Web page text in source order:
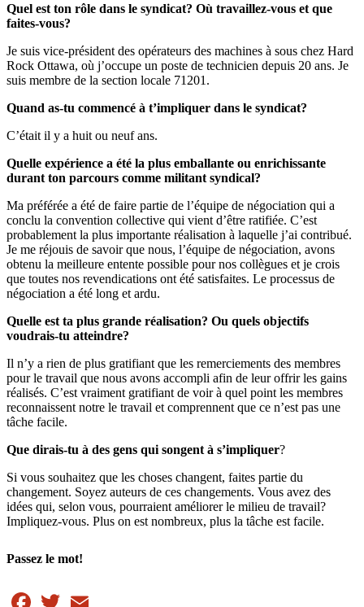
Quel est ton rôle dans le syndicat? Où travaillez-vous et que
faites-vous?
Je suis vice-président des opérateurs des machines à sous chez Hard
Rock Ottawa, où j’occupe un poste de technicien depuis 20 ans. Je
suis membre de la section locale 71201.
Quand as-tu commencé à t’impliquer dans le syndicat?
C’était il y a huit ou neuf ans.
Quelle expérience a été la plus emballante ou enrichissante
durant ton parcours comme militant syndical?
Ma préférée a été de faire partie de l’équipe de négociation qui a
conclu la convention collective qui vient d’être ratifiée. C’est
probablement la plus importante réalisation à laquelle j’ai contribué.
Je me réjouis de savoir que nous, l’équipe de négociation, avons
obtenu la meilleure entente possible pour nos collègues et je crois
que toutes nos revendications ont été satisfaites. Le processus de
négociation a été long et ardu.
Quelle est ta plus grande réalisation? Ou quels objectifs
voudrais-tu atteindre?
Il n’y a rien de plus gratifiant que les remerciements des membres
pour le travail que nous avons accompli afin de leur offrir les gains
réalisés. C’est vraiment gratifiant de voir à quel point les membres
reconnaissent notre le travail et comprennent que ce n’est pas une
tâche facile.
Que dirais-tu à des gens qui songent à s’impliquer?
Si vous souhaitez que les choses changent, faites partie du
changement. Soyez auteurs de ces changements. Vous avez des
idées qui, selon vous, pourraient améliorer le milieu de travail?
Impliquez-vous. Plus on est nombreux, plus la tâche est facile.
Passez le mot!
Facebook
Twitter